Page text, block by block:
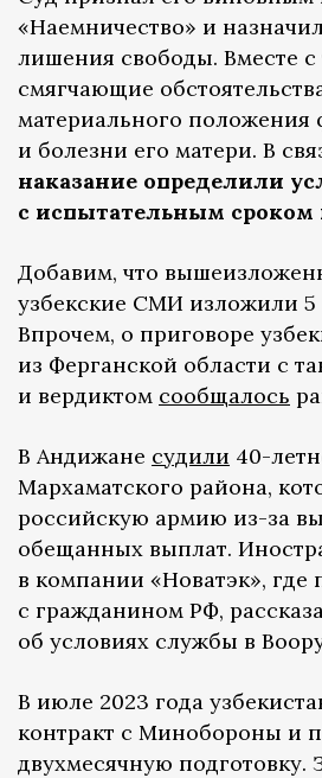
«Наемничество» и
лишения свободы. Вместе
смягчающие
материального положения
и болезни его матери. В
наказание определили
с испытательным сроком
Добавим, что
узбекские СМИ изложили 5
Впрочем, о приговоре
из Ферганской области с
и вердиктом сообщалось
В Андижане судили 40-
Мархаматского района,
российскую армию из-за
обещанных выплат.
в компании «Новатэк», где
с гражданином РФ,
об условиях службы в
В июле 2023 года
контракт с Минобороны и
двухмесячную подготовку.